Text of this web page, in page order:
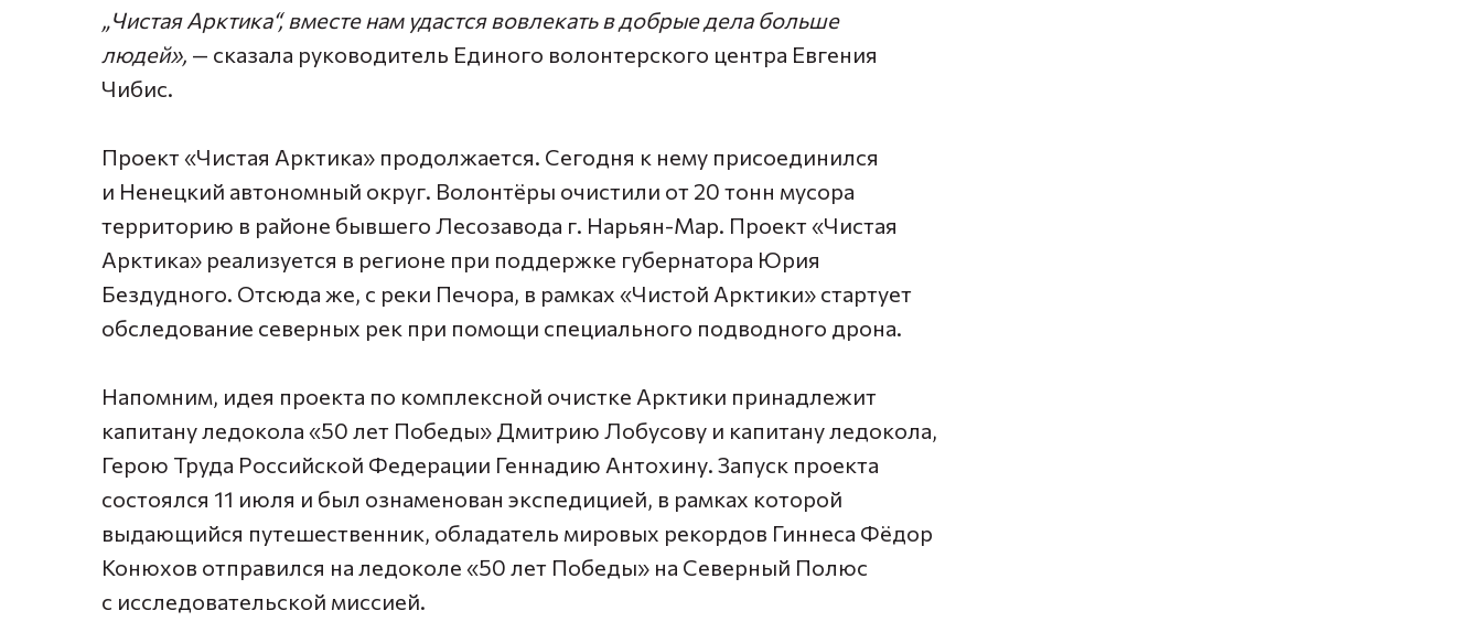
„Чистая Арктика“, вместе нам удастся вовлекать в добрые дела больше
людей», — сказала руководитель Единого волонтерского центра Евгения
Чибис.
Проект «Чистая Арктика» продолжается. Сегодня к нему присоединился
и Ненецкий автономный округ. Волонтёры очистили от 20 тонн мусора
территорию в районе бывшего Лесозавода г. Нарьян-Мар. Проект «Чистая
Арктика» реализуется в регионе при поддержке губернатора Юрия
Бездудного. Отсюда же, с реки Печора, в рамках «Чистой Арктики» стартует
обследование северных рек при помощи специального подводного дрона.
Напомним, идея проекта по комплексной очистке Арктики принадлежит
капитану ледокола «50 лет Победы» Дмитрию Лобусову и капитану ледокола,
Герою Труда Российской Федерации Геннадию Антохину. Запуск проекта
состоялся 11 июля и был ознаменован экспедицией, в рамках которой
выдающийся путешественник, обладатель мировых рекордов Гиннеса Фёдор
Конюхов отправился на ледоколе «50 лет Победы» на Северный Полюс
с исследовательской миссией.